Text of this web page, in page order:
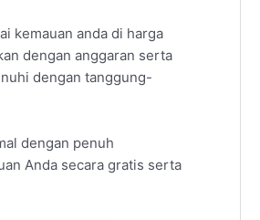
kemauan anda di harga
dengan anggaran serta
dengan tanggung-
dengan penuh
Anda secara gratis serta